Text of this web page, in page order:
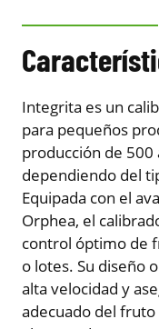
Integrita es un
para pequeños
producción de 500
dependiendo del
Equipada con el
Orphea, el
control óptimo de
o lotes. Su diseño
alta velocidad y
adecuado del